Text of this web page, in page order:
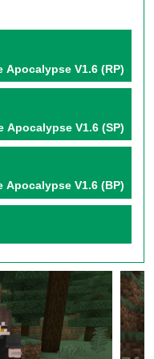
, чтобы они
изменит ваш
всё, что, как вам
отнеситесь к этому
игре.
Мода:
—
для
Apocalypse V1.6 (RP)
Apocalypse V1.6 (SP)
Apocalypse V1.6 (BP)